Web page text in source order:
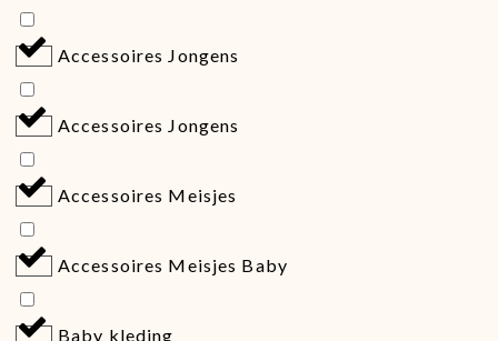
Accessoires Jongens
Accessoires Jongens
Accessoires Meisjes
Accessoires Meisjes Baby
Baby kleding